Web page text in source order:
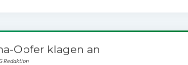
Opfer klagen an
Redaktion